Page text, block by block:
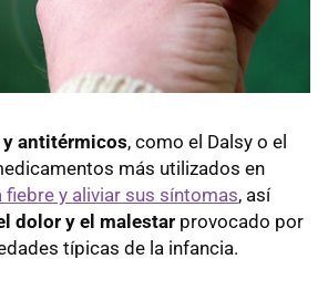
antitérmicos, como el Dalsy o el
más utilizados en
fiebre y aliviar sus síntomas, así
dolor y el malestar provocado por
típicas de la infancia.